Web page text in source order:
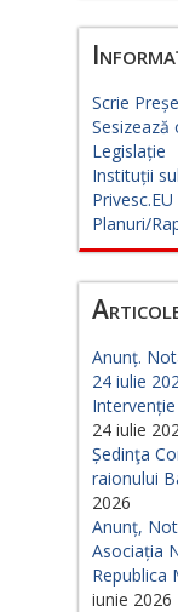
Scrie
Sesizează
Legislație
Instituții
Privesc.EU
Planuri/
Anunț.
24 iulie
24 iulie
Ședinţa
raionului
2026
Anunț,
Asociația
Republica
iunie 2026